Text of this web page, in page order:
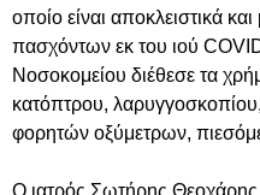
οποίο είναι αποκλειστικά
πασχόντων εκ του ιού
Νοσοκομείου διέθεσε τα
κατόπτρου,
φορητών οξύμετρων,
Ο ιατρός Σωτήρης Θεοχάρης